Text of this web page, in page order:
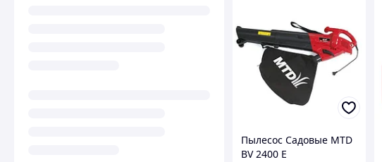
Пылесос Садовые MTD
BV 2400 E